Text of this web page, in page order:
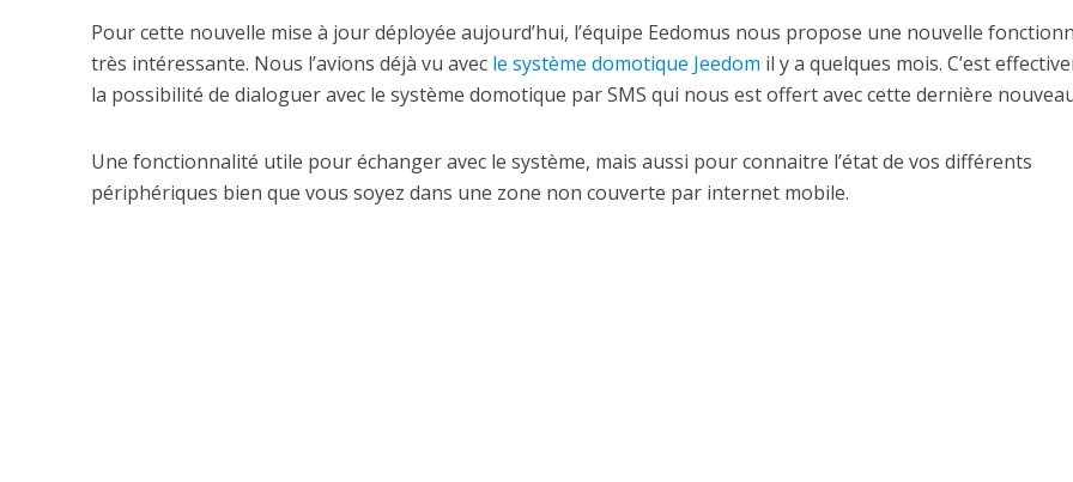
Pour cette nouvelle mise à jour déployée aujourd’hui, l’équipe Eedomus nous propose une nouvelle
très intéressante. Nous l’avions déjà vu avec le système domotique Jeedom il y a quelques mois. C’est
la possibilité de dialoguer avec le système domotique par SMS qui nous est offert avec cette dernière
Une fonctionnalité utile pour échanger avec le système, mais aussi pour connaitre l’état de vos différents
périphériques bien que vous soyez dans une zone non couverte par internet mobile.